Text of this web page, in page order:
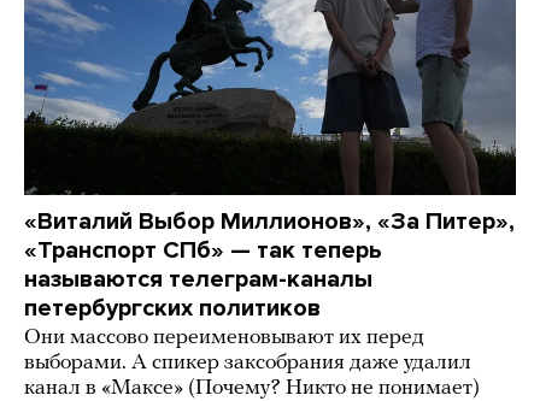
«Виталий Выбор Миллионов», «За Питер»,
«Транспорт СПб» — так теперь
называются телеграм-каналы
петербургских политиков
Они массово переименовывают их перед
выборами. А спикер заксобрания даже удалил
канал в «Максе» (Почему? Никто не понимает)